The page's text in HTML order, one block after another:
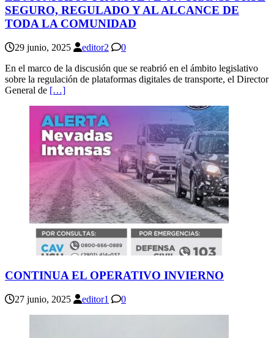
SEGURO, REGULADO Y AL ALCANCE DE
TODA LA COMUNIDAD
29 junio, 2025 editor2
0
En el marco de la discusión que se reabrió en el ámbito legislativo
sobre la regulación de plataformas digitales de transporte, el Director
General de […]
CONTINUA EL OPERATIVO INVIERNO
27 junio, 2025 editor1 0